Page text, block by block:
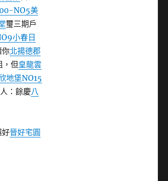
NO5美
璽三期戶
小春日
你北揚德郡
，但皇龍雲
地堡NO15
：餘慶八
好晉好宅圓